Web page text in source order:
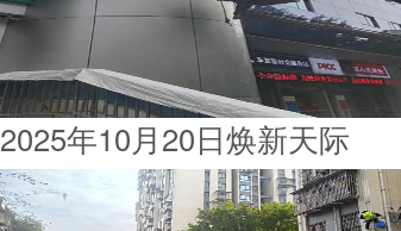
2025年10月20日焕新天际